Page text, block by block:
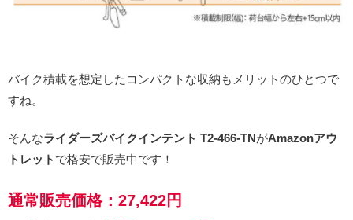
バイク積載を想定したコンパクトな収納もメリットのひとつで
すね。
そんなライダーズバイクインテント T2-466-TNがAmazonアウ
トレット で格安で販売中です！
通常販売価格：27,422円